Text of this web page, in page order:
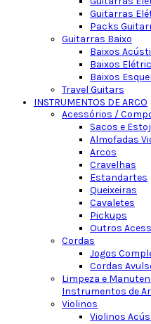
Guitarras
Packs
Guitarras Baixo
Baixos
Baixos
Baixos
Travel Guitars
INSTRUMENTOS DE ARCO
Acessórios /
Sacos e
Almofadas
Arcos
Cravelhas
Estandartes
Queixeiras
Cavaletes
Pickups
Outros
Cordas
Jogos
Cordas
Limpeza e
Instrumentos de
Violinos
Violinos